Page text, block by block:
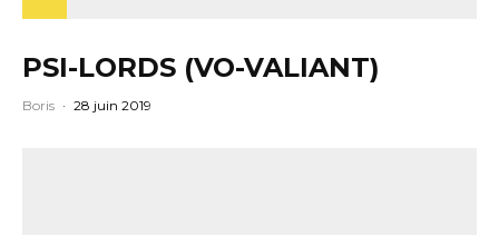
PSI-LORDS (VO-VALIANT)
Boris · 28 juin 2019